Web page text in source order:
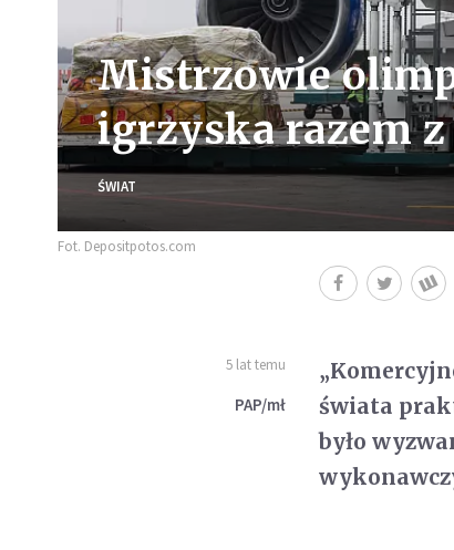
Mistrzowie
igrzyska razem
ŚWIAT
Fot. Depositpotos.com
5 lat temu
PAP/mł
świata
było